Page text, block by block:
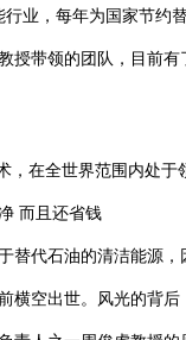
业，每年为国家节约
带领的团队，目前有
在全世界范围内处于
而且还省钱
代石油的清洁能源，
空出世。风光的背后